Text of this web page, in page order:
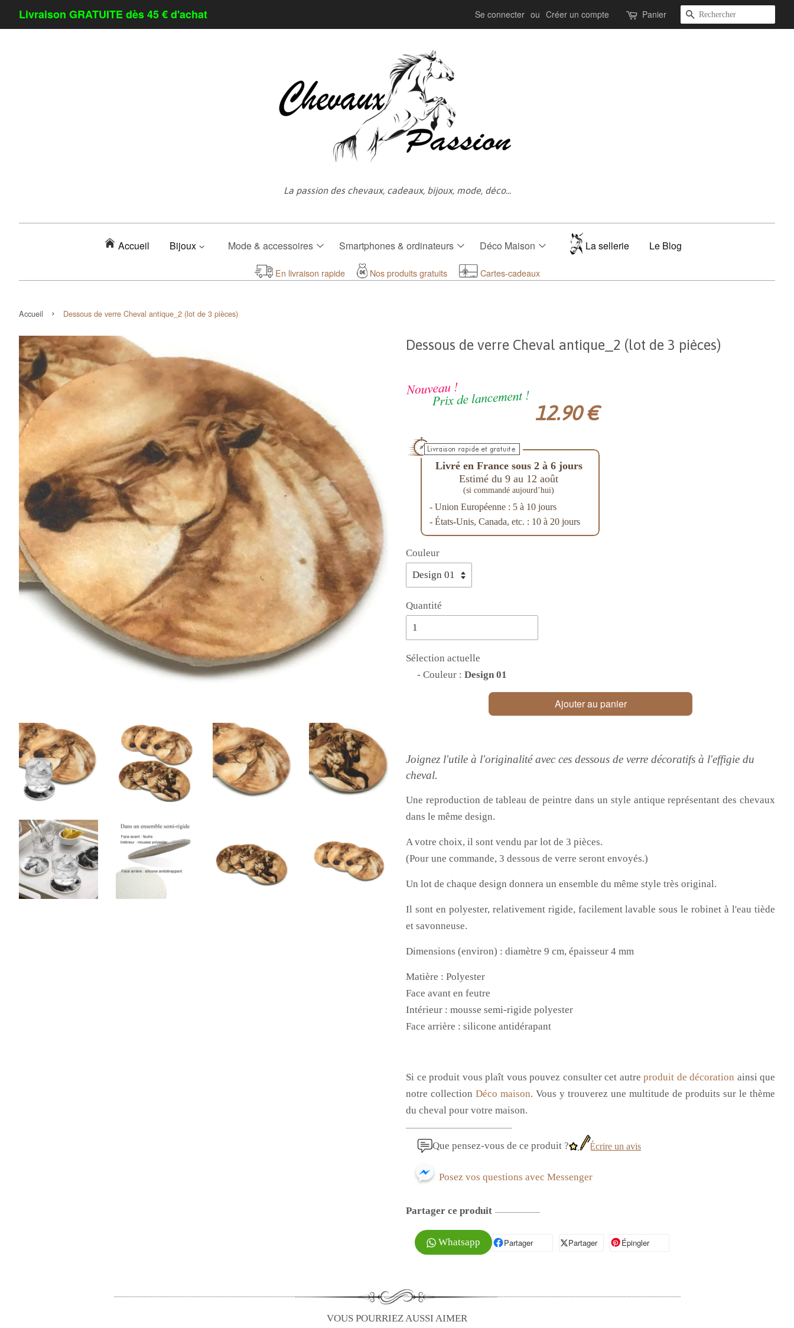
Livraison GRATUITE dès 45 € d'achat Se connecter ou Créer un compte Panier Recherche
La passion des chevaux, cadeaux, bijoux, mode, déco...
Accueil Bijoux Mode & accessoires Smartphones & ordinateurs Déco Maison La sellerie Le Blog
En livraison rapide Nos produits gratuits Cartes-cadeaux
Accueil › Dessous de verre Cheval antique_2 (lot de 3 pièces)
Dessous de verre Cheval antique_2 (lot de 3 pièces)
12.90 €
Livré en France sous 2 à 6 jours
Estimé du 9 au 12 août
(si commandé aujourd’hui)
- Union Européenne : 5 à 10 jours
- États-Unis, Canada, etc. : 10 à 20 jours
Couleur
Quantité
Sélection actuelle
- Couleur : Design 01
Ajouter au panier
Joignez l'utile à l'originalité avec ces dessous de verre décoratifs à l'effigie du
cheval.
Une reproduction de tableau de peintre dans un style antique représentant des chevaux
dans le même design.
A votre choix, il sont vendu par lot de 3 pièces.
(Pour une commande, 3 dessous de verre seront envoyés.)
Un lot de chaque design donnera un ensemble du même style très original.
Il sont en polyester, relativement rigide, facilement lavable sous le robinet à l'eau tiède
et savonneuse.
Dimensions (environ) : diamètre 9 cm, épaisseur 4 mm
Matière : Polyester
Face avant en feutre
Intérieur : mousse semi-rigide polyester
Face arrière : silicone antidérapant
Si ce produit vous plaît vous pouvez consulter cet autre produit de décoration ainsi que
notre collection Déco maison. Vous y trouverez une multitude de produits sur le thème
du cheval pour votre maison.
Que pensez-vous de ce produit ? Écrire un avis
Posez vos questions avec Messenger
Partager ce produit
Whatsapp PartagerPartager sur Facebook
Partager
Partager sur XÉpinglerÉpingler sur Pinterest
VOUS POURRIEZ AUSSI AIMER